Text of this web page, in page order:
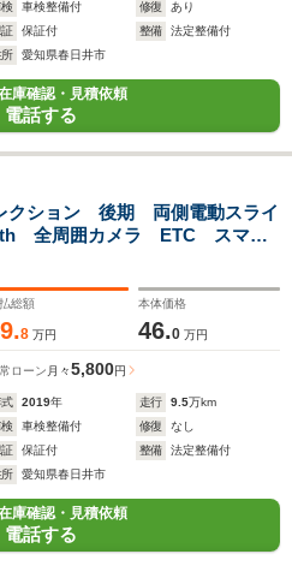
車検整備付 修復
あり
証
保証付 整備
法定整備付
所
愛知県春日井市
庫確認・見積依頼
電話する
クション 後期 両側電動スライ
全周囲カメラ ETC スマー
ミホイール
総額
8 万円
本体価格
46.0 万円
ローン 月々5,800円
式 2019年 走行 9.5万km
車検整備付 修復
なし
証
保証付 整備
法定整備付
所
愛知県春日井市
庫確認・見積依頼
電話する